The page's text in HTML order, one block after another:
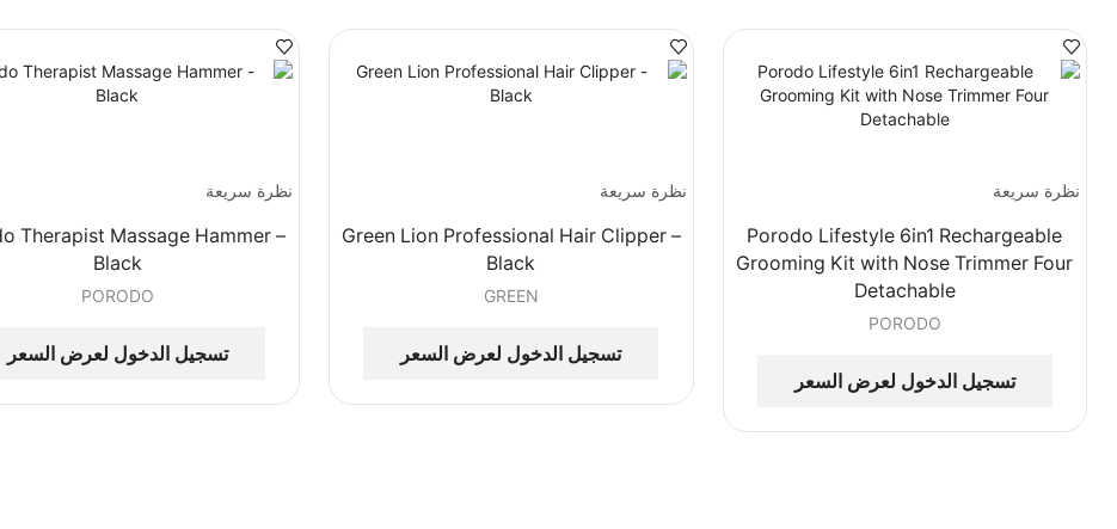
نظرة سريعة
Porodo Lifestyle 6in1 Rechargeable
Grooming Kit with Nose Trimmer Four
Detachable
PORODO
تسجيل الدخول لعرض السعر
نظرة سريعة
Green Lion Professional Hair Clipper –
Black
GREEN
تسجيل الدخول لعرض السعر
نظرة سريعة
Therapist Massage Hammer –
Black
PORODO
تسجيل الدخول لعرض السعر